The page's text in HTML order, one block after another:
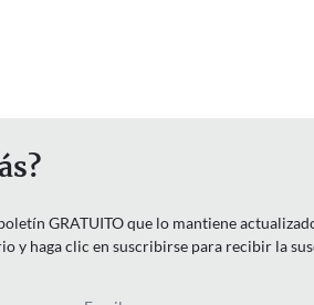
GRATUITO que lo mantiene
y haga clic en suscribirse para recibir la